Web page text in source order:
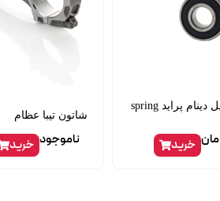
بلبرینگ فلایویل دینام پراید spring
خرید
شاتون تیبا عظام
ناموجود خرید